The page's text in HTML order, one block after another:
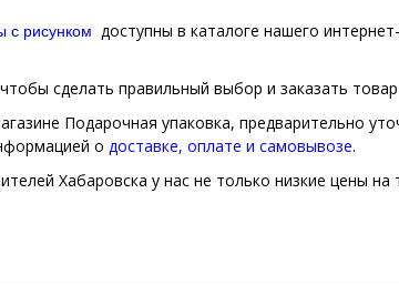
с рисунком доступны в каталоге нашего
сделать правильный выбор и заказать
Подарочная упаковка, предварительно
о доставке, оплате и самовывозе.
Хабаровска у нас не только низкие цены на